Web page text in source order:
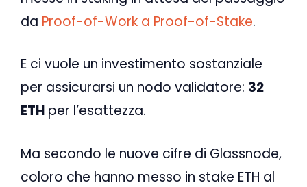
da Proof-of-Work a Proof-of-Stake.
E ci vuole un investimento sostanziale
per assicurarsi un nodo validatore: 32
ETH per l’esattezza.
Ma secondo le nuove cifre di Glassnode,
coloro che hanno messo in stake ETH al